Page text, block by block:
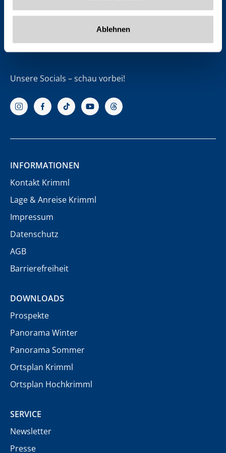
Ablehnen
5743 Krimml
Unsere Socials – schau vorbei!
INFORMATIONEN
Kontakt Krimml
Lage & Anreise Krimml
Impressum
Datenschutz
AGB
Barrierefreiheit
DOWNLOADS
Prospekte
Panorama Winter
Panorama Sommer
Ortsplan Krimml
Ortsplan Hochkrimml
SERVICE
Newsletter
Presse